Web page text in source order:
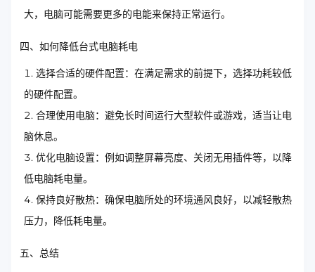
大，电脑可能需要更多的电能来保持正常运行。
四、如何降低台式电脑耗电
选择合适的硬件配置：在满足需求的前提下，选择功耗较低
的硬件配置。
合理使用电脑：避免长时间运行大型软件或游戏，适当让电
脑休息。
优化电脑设置：例如调整屏幕亮度、关闭无用插件等，以降
低电脑耗电量。
保持良好散热：确保电脑所处的环境通风良好，以减轻散热
压力，降低耗电量。
五、总结